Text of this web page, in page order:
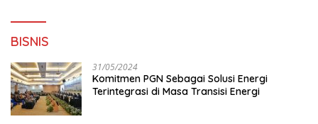
BISNIS
31/05/2024
Komitmen PGN Sebagai Solusi Energi
Terintegrasi di Masa Transisi Energi